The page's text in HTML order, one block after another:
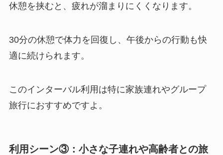
休憩を挟むと、疲れが溜まりにくくなります。
30分の休憩で体力を回復し、午後からの行動も快
適に続けられます。
このインターバル利用は特に家族連れやグループ
旅行におすすめですよ。
利用シーン③：小さな子連れや高齢者との旅